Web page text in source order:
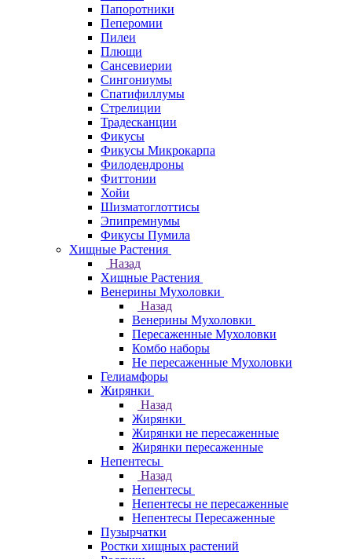
Папоротники
Пеперомии
Пилеи
Плющи
Сансевиерии
Сингониумы
Спатифиллумы
Стрелиции
Традесканции
Фикусы
Фикусы Микрокарпа
Филодендроны
Фиттонии
Хойи
Шизматоглоттисы
Эпипремнумы
Фикусы Пумила
Хищные Растения
Назад
Хищные Растения
Венерины Мухоловки
Назад
Венерины Мухоловки
Пересаженные Мухоловки
Комбо наборы
Не пересаженные Мухоловки
Гелиамфоры
Жирянки
Назад
Жирянки
Жирянки не пересаженные
Жирянки пересаженные
Непентесы
Назад
Непентесы
Непентесы не пересаженные
Непентесы Пересаженные
Пузырчатки
Ростки хищных растений